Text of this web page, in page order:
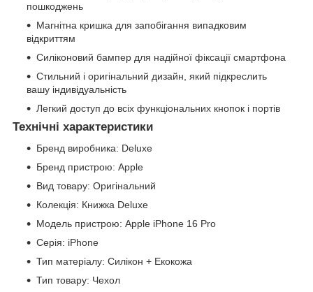
пошкоджень
Магнітна кришка для запобігання випадковим
відкриттям
Силіконовий бампер для надійної фіксації смартфона
Стильний і оригінальний дизайн, який підкреслить
вашу індивідуальність
Легкий доступ до всіх функціональних кнопок і портів
Технічні характеристики
Бренд виробника: Deluxe
Бренд пристрою: Apple
Вид товару: Оригінальний
Колекція: Книжка Deluxe
Модель пристрою: Apple iPhone 16 Pro
Серія: iPhone
Тип матеріалу: Силікон + Екокожа
Тип товару: Чехол